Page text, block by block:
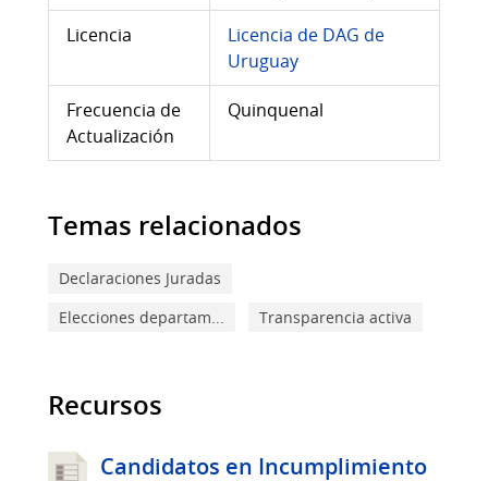
Licencia
Licencia de DAG de
Uruguay
Frecuencia de
Actualización
Quinquenal
Temas relacionados
Declaraciones Juradas
Elecciones departam...
Transparencia activa
Recursos
Candidatos en Incumplimiento